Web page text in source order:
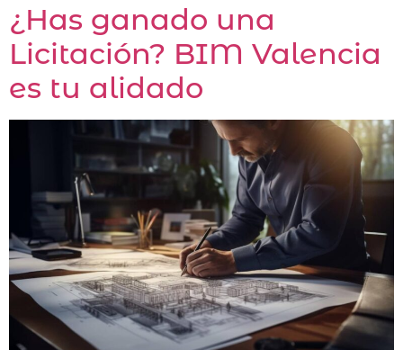
¿Has ganado una
Licitación? BIM Valencia
es tu alidado